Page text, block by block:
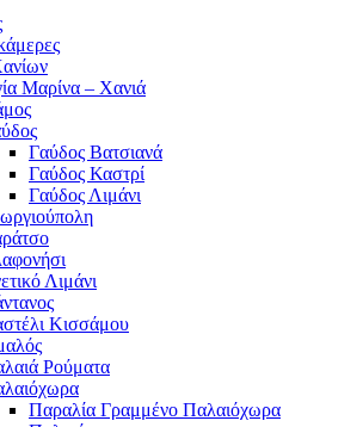
Μαρίνα – Χανιά
Γαύδος Βατσιανά
Γαύδος Καστρί
Γαύδος Λιμάνι
Λιμάνι
Κισσάμου
Ρούματα
Παραλία Γραμμένο Παλαιόχωρα